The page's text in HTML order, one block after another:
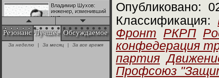
Владимир Шухов:
инженер, изменивший
мир
"Аркадий Коц" на
эгалите-фесте "Не
Резонанс Лучшее Обсуждаемое
За неделю | За месяц | За все время
Опубликовано:
Классификация:
Фронт РКРП
конфедерация
партия
Профсоюз